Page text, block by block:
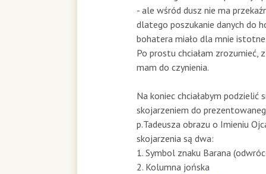
- ale wśród dusz nie ma
dlatego poszukanie danych do
bohatera miało dla mnie
Po prostu chciałam zrozumieć,
mam do czynienia.
Na koniec chciałabym podzielić
skojarzeniem do
p.Tadeusza obrazu o Imieniu
skojarzenia są dwa:
1. Symbol znaku Barana
2. Kolumna jońska